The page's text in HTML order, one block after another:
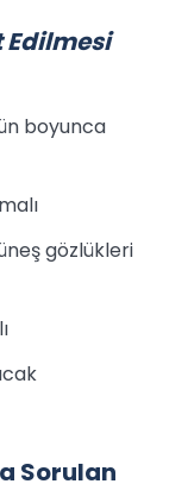
Edilmesi
boyunca
gözlükleri
Sorulan